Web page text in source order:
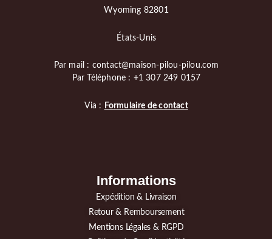
Wyoming 82801
États-Unis
Par mail : contact@maison-pilou-pilou.com
Par Téléphone : +1 307 249 0157
Via : Formulaire de contact
Informations
Expédition & Livraison
Retour & Remboursement
Mentions Légales & RGPD